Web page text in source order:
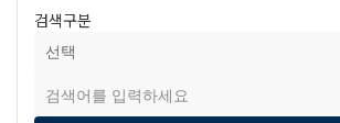
검색구분